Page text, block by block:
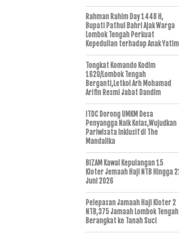
Rahman Rahim Day 1448 H,
Bupati Pathul Bahri Ajak Warga
Lombok Tengah Perkuat
Kepedulian terhadap Anak Yatim
Tongkat Komando Kodim
1620/Lombok Tengah
Berganti,Letkol Arh Mohamad
Arifin Resmi Jabat Dandim
ITDC Dorong UMKM Desa
Penyangga Naik Kelas,Wujudkan
Pariwisata Inklusif di The
Mandalika
BIZAM Kawal Kepulangan 15
Kloter Jemaah Haji NTB Hingga
Juni 2026
Pelepasan Jamaah Haji Kloter 2
NTB,375 Jamaah Lombok Tengah
Berangkat ke Tanah Suci